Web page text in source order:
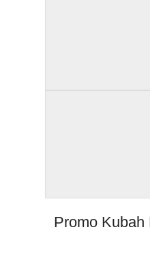
Promo Kubah